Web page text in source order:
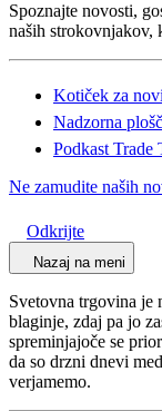
Spoznajte novosti,
naših strokovnjakov,
Kotiček za
Nadzorna
Podkast Trade
Ne zamudite naših
Odkrijte
Nazaj na meni
Svetovna trgovina je
blaginje, zdaj pa jo
spreminjajoče se
da so drzni dnevi
verjamemo.